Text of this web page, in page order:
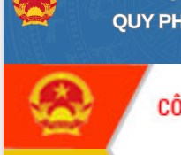
UBND tỉnh họp báo định kỳ tháng 4
năm 2026
phát triển nền kinh tế xanh tại tỉnh
Đắk Lắk”
Tăng cường giám sát, đôn đốc thực
hiện nhiệm vụ quản lý tài sản công